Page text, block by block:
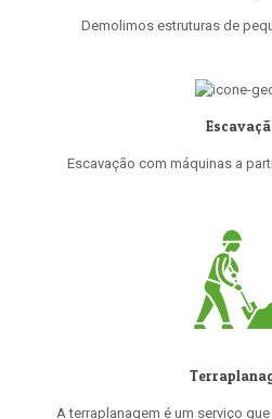
Demolimos estruturas de
Escavação com máquinas a
A terraplanagem é um serviço